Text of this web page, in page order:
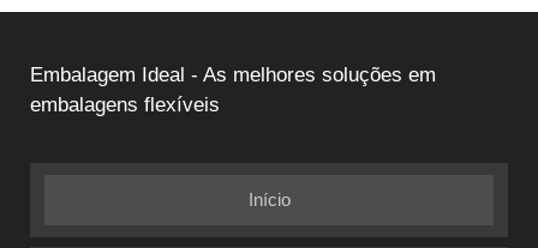
Embalagem Ideal - As melhores soluções em
embalagens flexíveis
Início